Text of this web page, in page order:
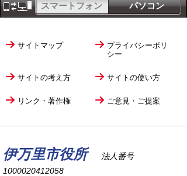
パソコン
スマートフォン
サイトマップ
プライバシーポリ
シー
サイトの考え方 サイトの使い方
リンク・著作権 ご意見・ご提案
伊万里市役所
法人番号
1000020412058